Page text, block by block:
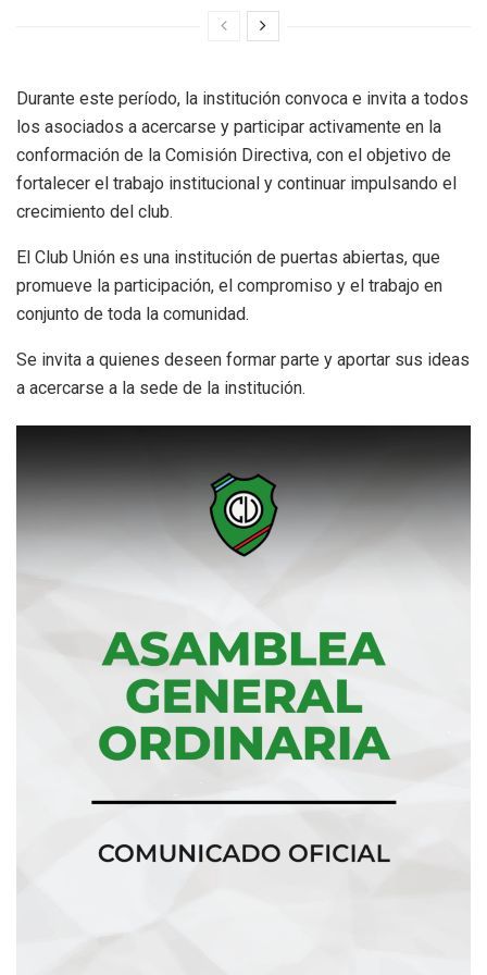
Durante este período, la institución convoca e invita a todos
los asociados a acercarse y participar activamente en la
conformación de la Comisión Directiva, con el objetivo de
fortalecer el trabajo institucional y continuar impulsando el
crecimiento del club.
El Club Unión es una institución de puertas abiertas, que
promueve la participación, el compromiso y el trabajo en
conjunto de toda la comunidad.
Se invita a quienes deseen formar parte y aportar sus ideas
a acercarse a la sede de la institución.